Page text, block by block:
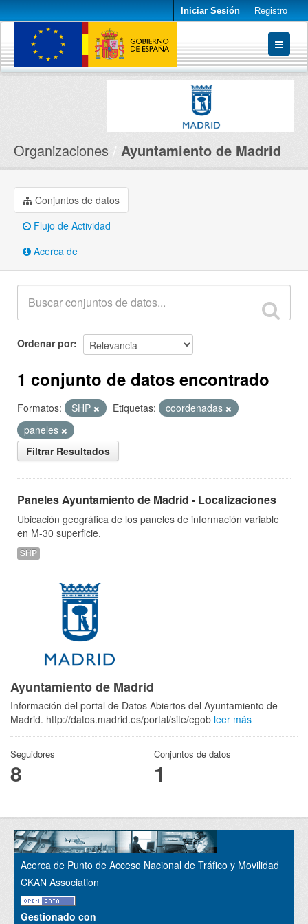
Iniciar Sesión Registro
Conjuntos de datos
Organizaciones Ayuntamiento de Madrid
Conjuntos de datos
Flujo de Actividad
Acerca de
Ordenar por
1 conjunto de datos encontrado
Formatos: SHP Etiquetas:
coordenadas
paneles
Filtrar Resultados
Paneles Ayuntamiento de Madrid - Localizaciones
Ubicación geográfica de los paneles de información variable
en M-30 superficie.
SHP
Ayuntamiento de Madrid
Información del portal de Datos Abiertos del Ayuntamiento de
Madrid. http://datos.madrid.es/portal/site/egob leer más
Seguidores
8
Conjuntos de datos
1
Acerca de Punto de Acceso Nacional de Tráfico y Movilidad
CKAN Association
Gestionado con